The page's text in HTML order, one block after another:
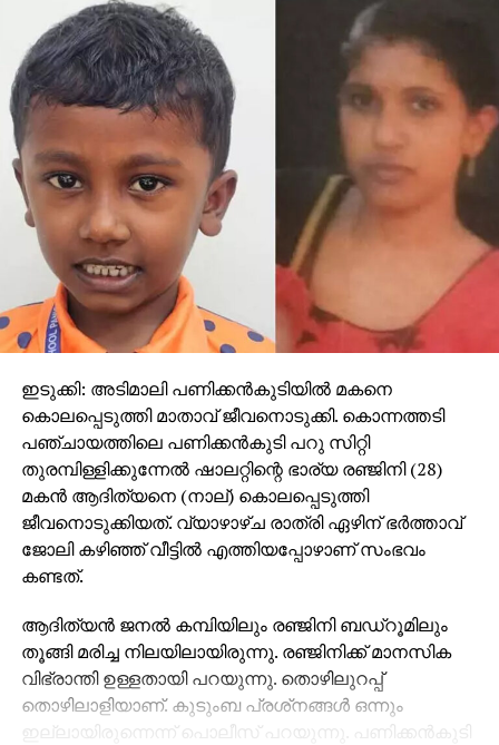
ഇടുക്കി: അടിമാലി പണിക്കന്‍കുടിയില്‍ മകനെ
കൊലപ്പെടുത്തി മാതാവ് ജീവനൊടുക്കി. കൊന്നത്തടി
പഞ്ചായത്തിലെ പണിക്കന്‍കുടി പറു സിറ്റി
തുരമ്പിള്ളിക്കുന്നേല്‍ ഷാലറ്റിന്റെ ഭാര്യ രഞ്ജിനി (28)
മകന്‍ ആദിത്യനെ (നാല്) കൊലപ്പെടുത്തി
ജീവനൊടുക്കിയത്. വ്യാഴാഴ്ച രാത്രി ഏഴിന് ഭര്‍ത്താവ്
ജോലി കഴിഞ്ഞ് വീട്ടില്‍ എത്തിയപ്പോഴാണ് സംഭവം
കണ്ടത്.
ആദിത്യന്‍ ജനല്‍ കമ്പിയിലും രഞ്ജിനി ബഡ്‌റൂമിലും
തൂങ്ങി മരിച്ച നിലയിലായിരുന്നു. രഞ്ജിനിക്ക് മാനസിക
വിഭ്രാന്തി ഉള്ളതായി പറയുന്നു. തൊഴിലുറപ്പ്
തൊഴിലാളിയാണ്. കുടുംബ പ്രശ്‌നങ്ങള്‍ ഒന്നും
ഇല്ലായിരുന്നെന്ന് പൊലീസ് പറയുന്നു. പണിക്കന്‍കുടി